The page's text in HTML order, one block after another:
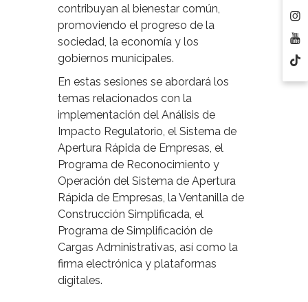
contribuyan al bienestar común,
promoviendo el progreso de la
sociedad, la economía y los
gobiernos municipales.
En estas sesiones se abordará los
temas relacionados con la
implementación del Análisis de
Impacto Regulatorio, el Sistema de
Apertura Rápida de Empresas, el
Programa de Reconocimiento y
Operación del Sistema de Apertura
Rápida de Empresas, la Ventanilla de
Construcción Simplificada, el
Programa de Simplificación de
Cargas Administrativas, así como la
firma electrónica y plataformas
digitales.